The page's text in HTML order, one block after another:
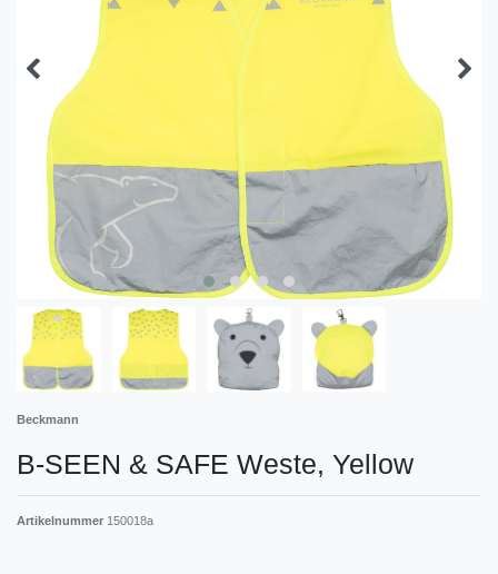
Beckmann
B-SEEN & SAFE Weste, Yellow
Artikelnummer 150018a